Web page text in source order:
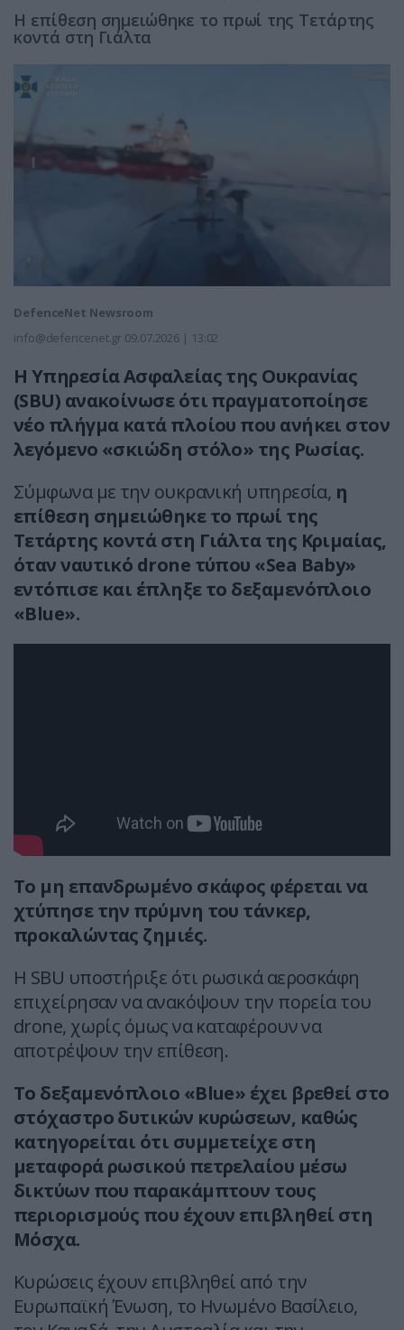
Η επίθεση σημειώθηκε το πρωί της Τετάρτης
κοντά στη Γιάλτα
DefenceNet Newsroom
info@defencenet.gr 09.07.2026 | 13:02
Η Υπηρεσία Ασφαλείας της Ουκρανίας
(SBU) ανακοίνωσε ότι πραγματοποίησε
νέο πλήγμα κατά πλοίου που ανήκει στον
λεγόμενο «σκιώδη στόλο» της Ρωσίας.
Σύμφωνα με την ουκρανική υπηρεσία, η
επίθεση σημειώθηκε το πρωί της
Τετάρτης κοντά στη Γιάλτα της Κριμαίας,
όταν ναυτικό drone τύπου «Sea Baby»
εντόπισε και έπληξε το δεξαμενόπλοιο
«Blue».
Το μη επανδρωμένο σκάφος φέρεται να
χτύπησε την πρύμνη του τάνκερ,
προκαλώντας ζημιές.
Η SBU υποστήριξε ότι ρωσικά αεροσκάφη
επιχείρησαν να ανακόψουν την πορεία του
drone, χωρίς όμως να καταφέρουν να
αποτρέψουν την επίθεση.
Το δεξαμενόπλοιο «Blue» έχει βρεθεί στο
στόχαστρο δυτικών κυρώσεων, καθώς
κατηγορείται ότι συμμετείχε στη
μεταφορά ρωσικού πετρελαίου μέσω
δικτύων που παρακάμπτουν τους
περιορισμούς που έχουν επιβληθεί στη
Μόσχα.
Κυρώσεις έχουν επιβληθεί από την
Ευρωπαϊκή Ένωση, το Ηνωμένο Βασίλειο,